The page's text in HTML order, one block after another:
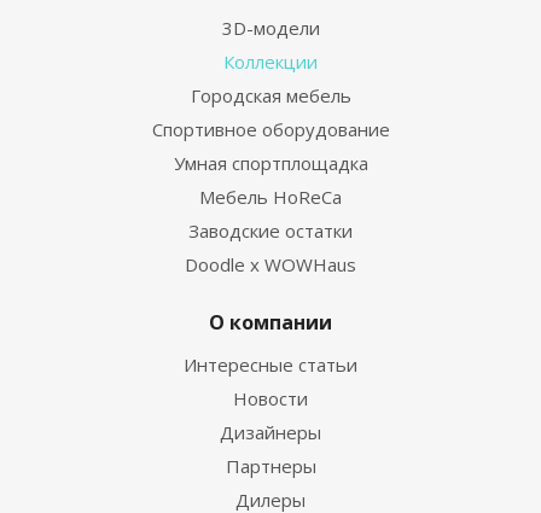
3D-модели
Коллекции
Городская мебель
Спортивное оборудование
Умная спортплощадка
Мебель HoReCa
Заводские остатки
Doodle x WOWHaus
О компании
Интересные статьи
Новости
Дизайнеры
Партнеры
Дилеры